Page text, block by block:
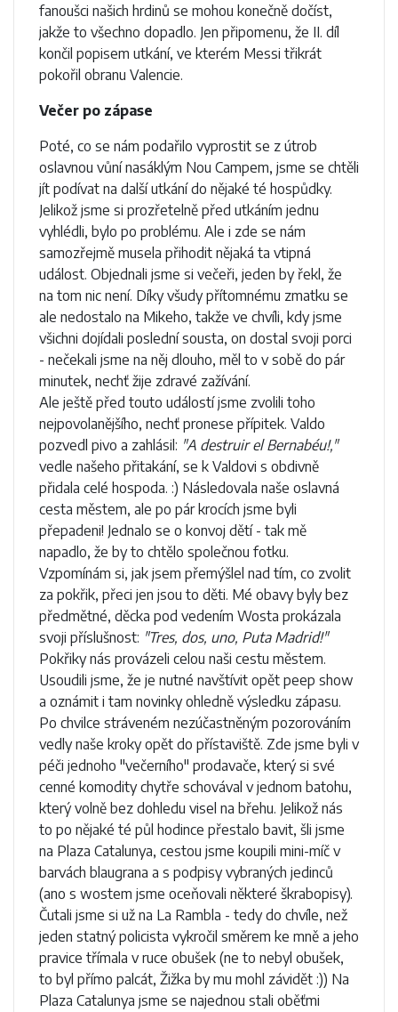
fanoušci našich hrdinů se mohou konečně dočíst,
jakže to všechno dopadlo. Jen připomenu, že II. díl
končil popisem utkání, ve kterém Messi třikrát
pokořil obranu Valencie.
Večer po zápase
Poté, co se nám podařilo vyprostit se z útrob
oslavnou vůní nasáklým Nou Campem, jsme se chtěli
jít podívat na další utkání do nějaké té hospůdky.
Jelikož jsme si prozřetelně před utkáním jednu
vyhlédli, bylo po problému. Ale i zde se nám
samozřejmě musela přihodit nějaká ta vtipná
událost. Objednali jsme si večeři, jeden by řekl, že
na tom nic není. Díky všudy přítomnému zmatku se
ale nedostalo na Mikeho, takže ve chvíli, kdy jsme
všichni dojídali poslední sousta, on dostal svoji porci
- nečekali jsme na něj dlouho, měl to v sobě do pár
minutek, nechť žije zdravé zažívání.
Ale ještě před touto událostí jsme zvolili toho
nejpovolanějšího, nechť pronese přípitek. Valdo
pozvedl pivo a zahlásil: "A destruir el Bernabéu!,"
vedle našeho přitakání, se k Valdovi s obdivně
přidala celé hospoda. :) Následovala naše oslavná
cesta městem, ale po pár krocích jsme byli
přepadeni! Jednalo se o konvoj dětí - tak mě
napadlo, že by to chtělo společnou fotku.
Vzpomínám si, jak jsem přemýšlel nad tím, co zvolit
za pokřik, přeci jen jsou to děti. Mé obavy byly bez
předmětné, děcka pod vedením Wosta prokázala
svoji příslušnost: "Tres, dos, uno, Puta Madrid!"
Pokřiky nás provázeli celou naši cestu městem.
Usoudili jsme, že je nutné navštívit opět peep show
a oznámit i tam novinky ohledně výsledku zápasu.
Po chvilce stráveném nezúčastněným pozorováním
vedly naše kroky opět do přístaviště. Zde jsme byli v
péči jednoho "večerního" prodavače, který si své
cenné komodity chytře schovával v jednom batohu,
který volně bez dohledu visel na břehu. Jelikož nás
to po nějaké té půl hodince přestalo bavit, šli jsme
na Plaza Catalunya, cestou jsme koupili mini-míč v
barvách blaugrana a s podpisy vybraných jedinců
(ano s wostem jsme oceňovali některé škrabopisy).
Čutali jsme si už na La Rambla - tedy do chvíle, než
jeden statný policista vykročil směrem ke mně a jeho
pravice třímala v ruce obušek (ne to nebyl obušek,
to byl přímo palcát, Žižka by mu mohl závidět :)) Na
Plaza Catalunya jsme se najednou stali oběťmi